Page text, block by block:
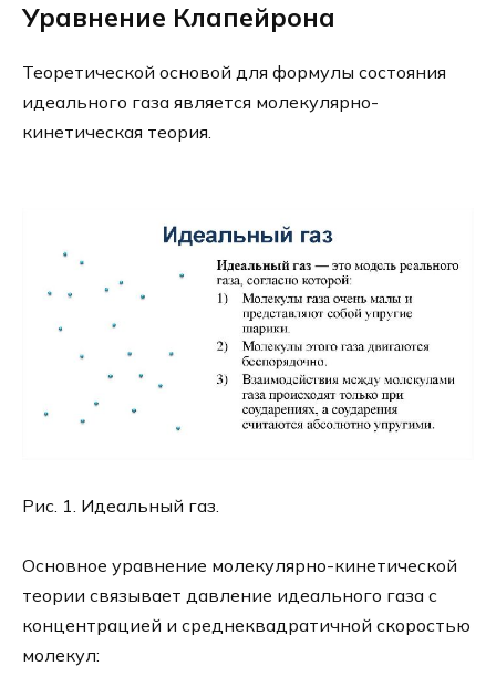
Уравнение Клапейрона
Теоретической основой для формулы состояния
идеального газа является молекулярно-
кинетическая теория.
Рис. 1. Идеальный газ.
Основное уравнение молекулярно-кинетической
теории связывает давление идеального газа с
концентрацией и среднеквадратичной скоростью
молекул: